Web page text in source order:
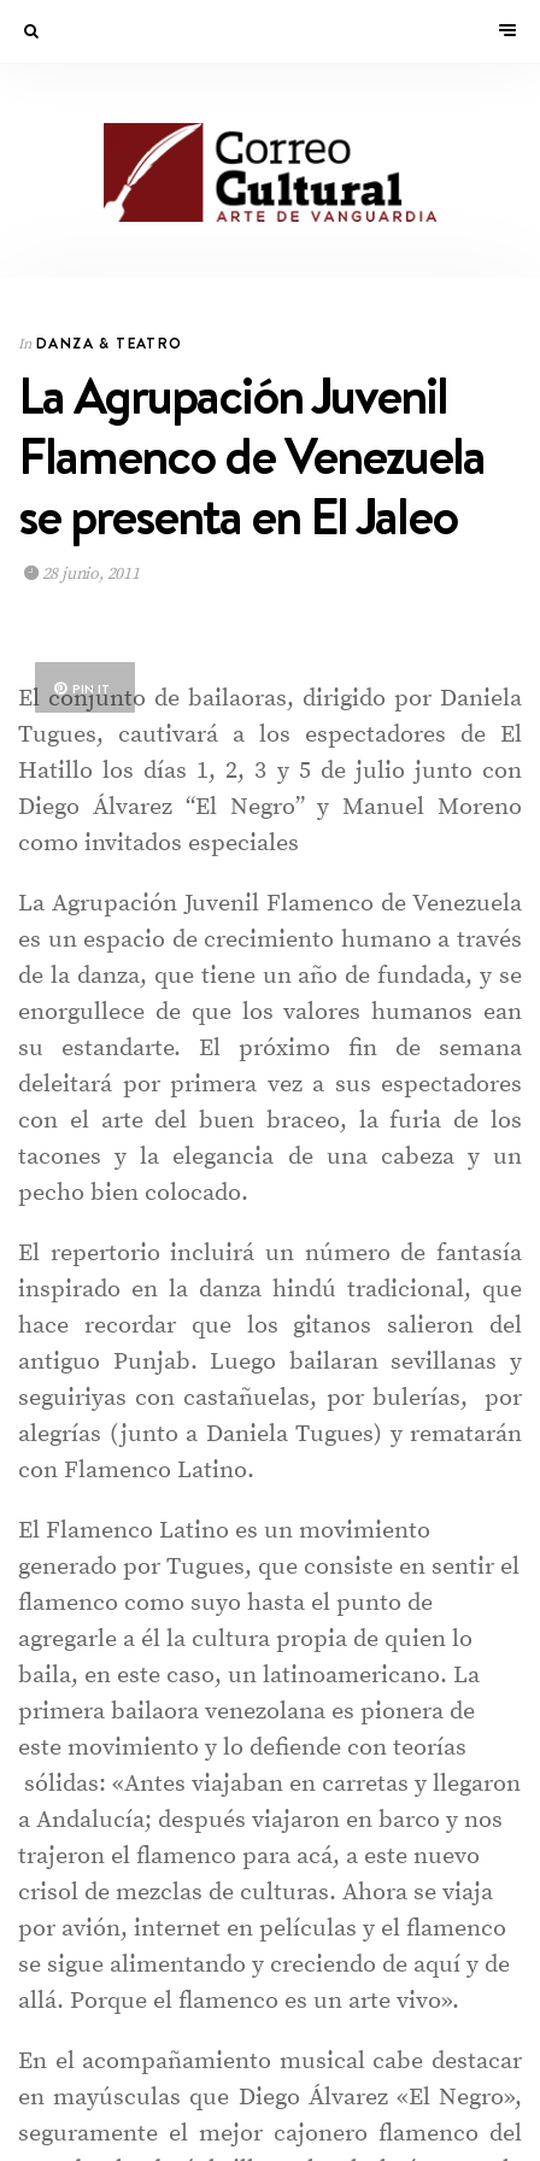
In DANZA & TEATRO
La Agrupación Juvenil
Flamenco de Venezuela
se presenta en El Jaleo
28 junio, 2011
PIN IT
El conjunto de bailaoras, dirigido por Daniela
Tugues, cautivará a los espectadores de El
Hatillo los días 1, 2, 3 y 5 de julio junto con
Diego Álvarez “El Negro” y Manuel Moreno
como invitados especiales
La Agrupación Juvenil Flamenco de Venezuela
es un espacio de crecimiento humano a través
de la danza, que tiene un año de fundada, y se
enorgullece de que los valores humanos ean
su estandarte. El próximo fin de semana
deleitará por primera vez a sus espectadores
con el arte del buen braceo, la furia de los
tacones y la elegancia de una cabeza y un
pecho bien colocado.
El repertorio incluirá un número de fantasía
inspirado en la danza hindú tradicional, que
hace recordar que los gitanos salieron del
antiguo Punjab. Luego bailaran sevillanas y
seguiriyas con castañuelas, por bulerías, por
alegrías (junto a Daniela Tugues) y rematarán
con Flamenco Latino.
El Flamenco Latino es un movimiento
generado por Tugues, que consiste en sentir el
flamenco como suyo hasta el punto de
agregarle a él la cultura propia de quien lo
baila, en este caso, un latinoamericano. La
primera bailaora venezolana es pionera de
este movimiento y lo defiende con teorías
sólidas: «Antes viajaban en carretas y llegaron
a Andalucía; después viajaron en barco y nos
trajeron el flamenco para acá, a este nuevo
crisol de mezclas de culturas. Ahora se viaja
por avión, internet en películas y el flamenco
se sigue alimentando y creciendo de aquí y de
allá. Porque el flamenco es un arte vivo».
En el acompañamiento musical cabe destacar
en mayúsculas que Diego Álvarez «El Negro»,
seguramente el mejor cajonero flamenco del